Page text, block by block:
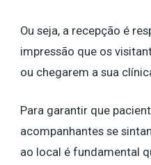
Ou seja, a recepção é
impressão que os
ou chegarem a sua
Para garantir que
acompanhantes se
ao local é fundamental